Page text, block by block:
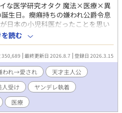
な医学研究オタク 魔法×医療×異
生日。癇癪持ちの嫌われ公爵令息
日本の小児科医だったことを思い
へ没頭し、過労の果てに死亡。そ
、闇商売。数々の悪事で恐れら
ア家だった。 家族にも使用人にも
柄は美しい容姿だけ。いずれは厄
第二夫人として嫁がされる運命だ
という立場を逆手に取り、自室へ
める。その画期的な研究成果は、
の人々の運命を変えていく。 そし
ける男たちまで現れ始めて……？
読む
350,689 最終更新日 2026.8.7 登録日 2026.3.15
われ→愛され
天才主人公
人受け
ヤンデレ執着
医療